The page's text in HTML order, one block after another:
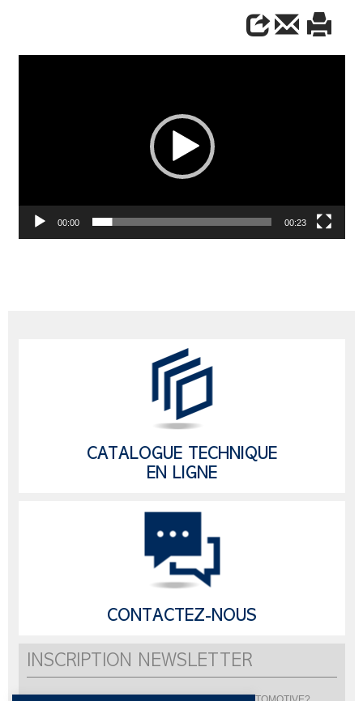
00:00 00:23
CATALOGUE TECHNIQUE
EN LIGNE
CONTACTEZ-NOUS
INSCRIPTION NEWSLETTER